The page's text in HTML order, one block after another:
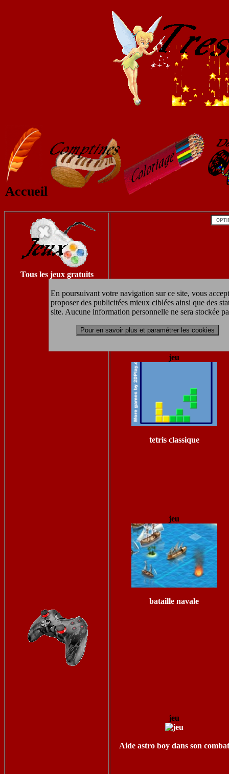
En poursuivant votre navigation sur ce site, vous
proposer des publicitées mieux ciblées ainsi que des
site. Aucune information personnelle ne sera stockée
Pour en savoir plus et paramétrer les cookies
Accueil
Tous les jeux gratuits
jeu
tetris classique
jeu
bataille navale
jeu
Aide astro boy dans son combat